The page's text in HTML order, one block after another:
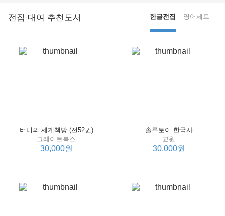
전집 대여 추천도서 한글전집 영어세트
버니의 세계책방 (전52권)
그레이트북스
30,000원
솔루토이 한국사
교원
30,000원